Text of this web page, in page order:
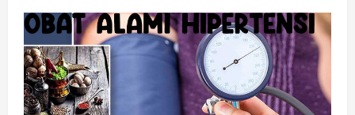
Art
Denpasar:
Tren
Kekinian
yang
Bikin
Tangan
Makin
Cantik